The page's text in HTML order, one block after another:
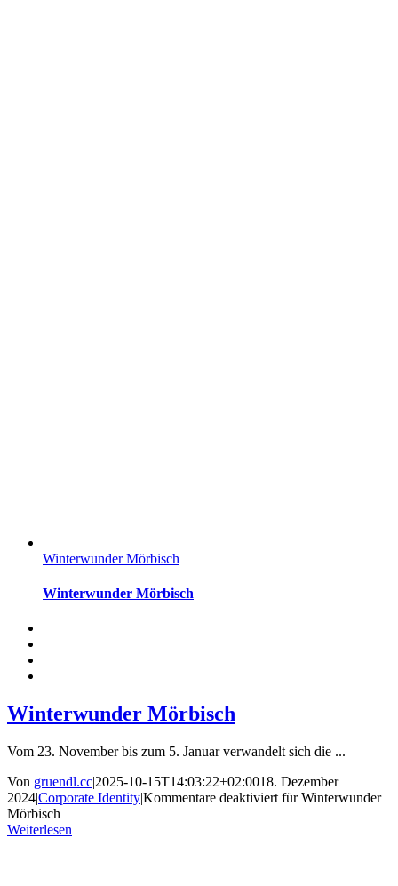
Winterwunder Mörbisch
Winterwunder Mörbisch
Winterwunder Mörbisch
Vom 23. November bis zum 5. Januar verwandelt sich die ...
Von gruendl.cc|2025-10-15T14:03:22+02:0018. Dezember
2024|Corporate Identity|Kommentare deaktiviert für Winterwunder
Mörbisch
Weiterlesen